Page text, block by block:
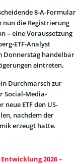
8-A-Formular
nun die Registrierung
– eine Voraussetzung
ETF-Analyst
Donnerstag handelbar
eintreten.
Durchmarsch zur
Social-Media-
ETF den US-
nachdem der
erzeugt hatte.
2026 –